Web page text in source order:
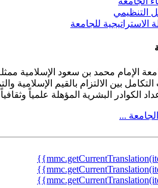
التنظيمي
الاستراتيجية للجامعة
بين الالتزام بالقيم الإسلامية
الكوادر البشرية المؤهلة علمياً
...